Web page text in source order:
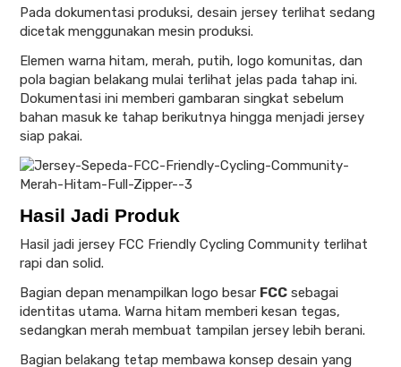
Pada dokumentasi produksi, desain jersey terlihat sedang
dicetak menggunakan mesin produksi.
Elemen warna hitam, merah, putih, logo komunitas, dan
pola bagian belakang mulai terlihat jelas pada tahap ini.
Dokumentasi ini memberi gambaran singkat sebelum
bahan masuk ke tahap berikutnya hingga menjadi jersey
siap pakai.
Hasil Jadi Produk
Hasil jadi jersey FCC Friendly Cycling Community terlihat
rapi dan solid.
Bagian depan menampilkan logo besar FCC sebagai
identitas utama. Warna hitam memberi kesan tegas,
sedangkan merah membuat tampilan jersey lebih berani.
Bagian belakang tetap membawa konsep desain yang